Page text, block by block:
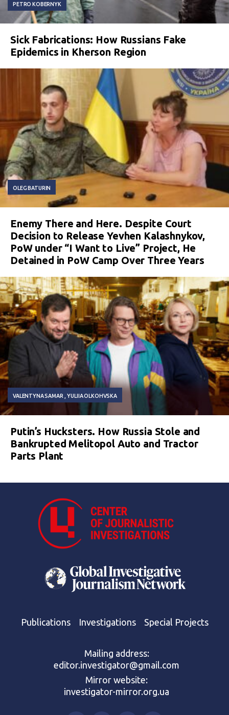
PETRO KOBERNYK
Sick Fabrications: How Russians Fake
Epidemics in Kherson Region
OLEG BATURIN
Enemy There and Here. Despite Court
Decision to Release Yevhen Kalashnykov,
PoW under “I Want to Live” Project, He
Detained in PoW Camp Over Three Years
VALENTYNA SAMAR YULIIA OLKOHVSKA
Putin’s Hucksters. How Russia Stole and
Bankrupted Melitopol Auto and Tractor
Parts Plant
Publications Investigations Special Projects
Mailing address:
editor.investigator@gmail.com
Mirror website:
investigator-mirror.org.ua